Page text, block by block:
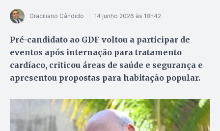
Graciliano Cândido 14 junho 2026 às 18h42
Pré-candidato ao GDF voltou a participar de
eventos após internação para tratamento
cardíaco, criticou áreas de saúde e segurança e
apresentou propostas para habitação popular.